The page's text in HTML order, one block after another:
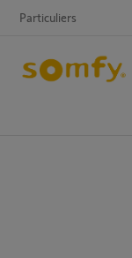
Particuliers